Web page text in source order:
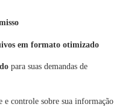
em formato otimizado
para suas demandas de
e controle sobre sua informação